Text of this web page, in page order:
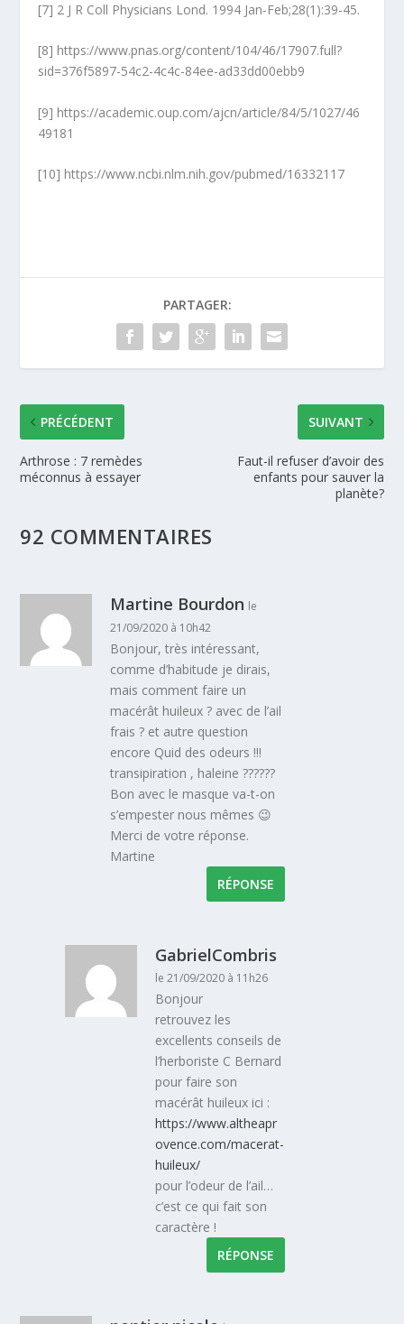
[7] 2 J R Coll Physicians Lond. 1994 Jan-Feb;28(1):39-45.
[8] https://www.pnas.org/content/104/46/17907.full?
sid=376f5897-54c2-4c4c-84ee-ad33dd00ebb9
[9] https://academic.oup.com/ajcn/article/84/5/1027/46
49181
[10] https://www.ncbi.nlm.nih.gov/pubmed/16332117
PARTAGER:
PRÉCÉDENT
Arthrose : 7 remèdes
méconnus à essayer
SUIVANT
Faut-il refuser d’avoir des
enfants pour sauver la
planète?
92 COMMENTAIRES
Martine Bourdon le
21/09/2020 à 10h42
Bonjour, très intéressant,
comme d’habitude je dirais,
mais comment faire un
macérât huileux ? avec de l’ail
frais ? et autre question
encore Quid des odeurs !!!
transipiration , haleine ??????
Bon avec le masque va-t-on
s’empester nous mêmes 😉
Merci de votre réponse.
Martine
RÉPONSE
GabrielCombris
le 21/09/2020 à 11h26
Bonjour
retrouvez les
excellents conseils de
l’herboriste C Bernard
pour faire son
macérât huileux ici :
https://www.altheapr
ovence.com/macerat-
huileux/
pour l’odeur de l’ail…
c’est ce qui fait son
caractère !
RÉPONSE